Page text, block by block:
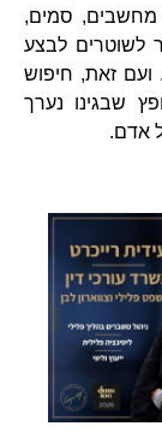
מחשבים, סמים,
לשוטרים לבצע
ועם זאת, חיפוש
שבגינו נערך
אדם.